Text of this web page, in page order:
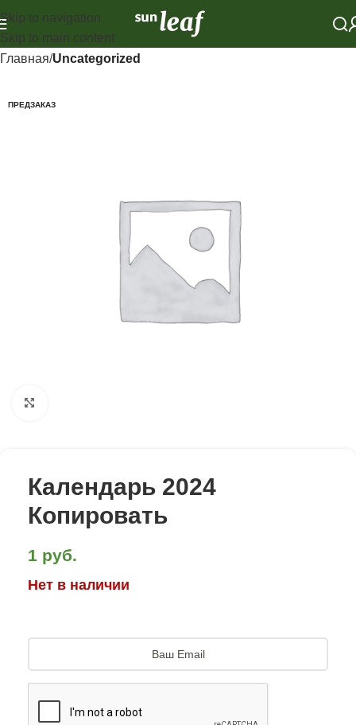
Skip to navigation
Skip to main content
Главная Uncategorized
ПРЕДЗАКАЗ
Календарь 2024
Копировать
1 руб.
Нет в наличии